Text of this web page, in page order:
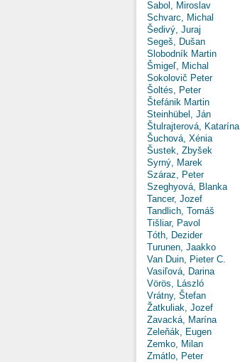
Sabol, Miroslav
Schvarc, Michal
Šedivý, Juraj
Segeš, Dušan
Slobodník Martin
Šmigeľ, Michal
Sokolovič Peter
Šoltés, Peter
Štefánik Martin
Steinhübel, Ján
Štulrajterová, Katarína
Šuchová, Xénia
Šustek, Zbyšek
Syrný, Marek
Száraz, Peter
Szeghyová, Blanka
Tancer, Jozef
Tandlich, Tomáš
Tišliar, Pavol
Tóth, Dezider
Turunen, Jaakko
Van Duin, Pieter C.
Vasiľová, Darina
Vörös, László
Vrátny, Štefan
Žatkuliak, Jozef
Zavacká, Marína
Zeleňák, Eugen
Zemko, Milan
Zmátlo, Peter